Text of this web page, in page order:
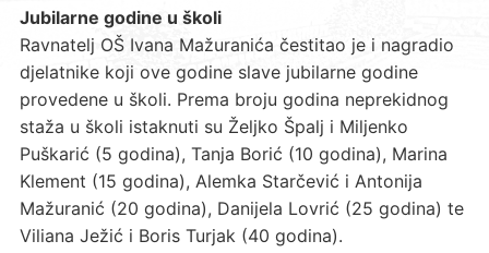
Jubilarne godine u školi
Ravnatelj OŠ Ivana Mažuranića čestitao je i nagradio
djelatnike koji ove godine slave jubilarne godine
provedene u školi. Prema broju godina neprekidnog
staža u školi istaknuti su Željko Špalj i Miljenko
Puškarić (5 godina), Tanja Borić (10 godina), Marina
Klement (15 godina), Alemka Starčević i Antonija
Mažuranić (20 godina), Danijela Lovrić (25 godina) te
Viliana Ježić i Boris Turjak (40 godina).